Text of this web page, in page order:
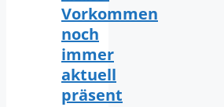
Vorkommen
noch
immer
aktuell
präsent